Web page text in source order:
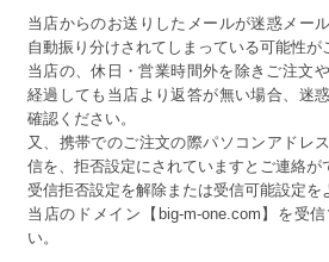
当店からのお送りしたメールが迷惑メー
自動振り分けされてしまっている可能性が
当店の、休日・営業時間外を除きご注文
経過しても当店より返答が無い場合、迷
確認ください。
又、携帯でのご注文の際パソコンアドレ
信を、拒否設定にされていますとご連絡が
受信拒否設定を解除または受信可能設定を
当店のドメイン【big-m-one.com】を受
い。